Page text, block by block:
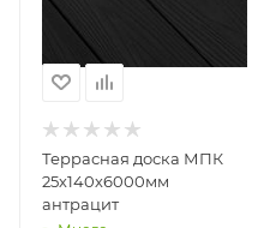
Террасная доска МПК
25х140х6000мм
антрацит